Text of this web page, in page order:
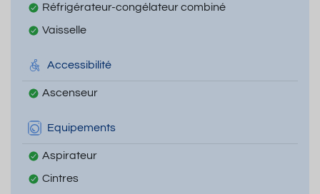
Réfrigérateur-congélateur combiné
Vaisselle
Accessibilité
Ascenseur
Equipements
Aspirateur
Cintres